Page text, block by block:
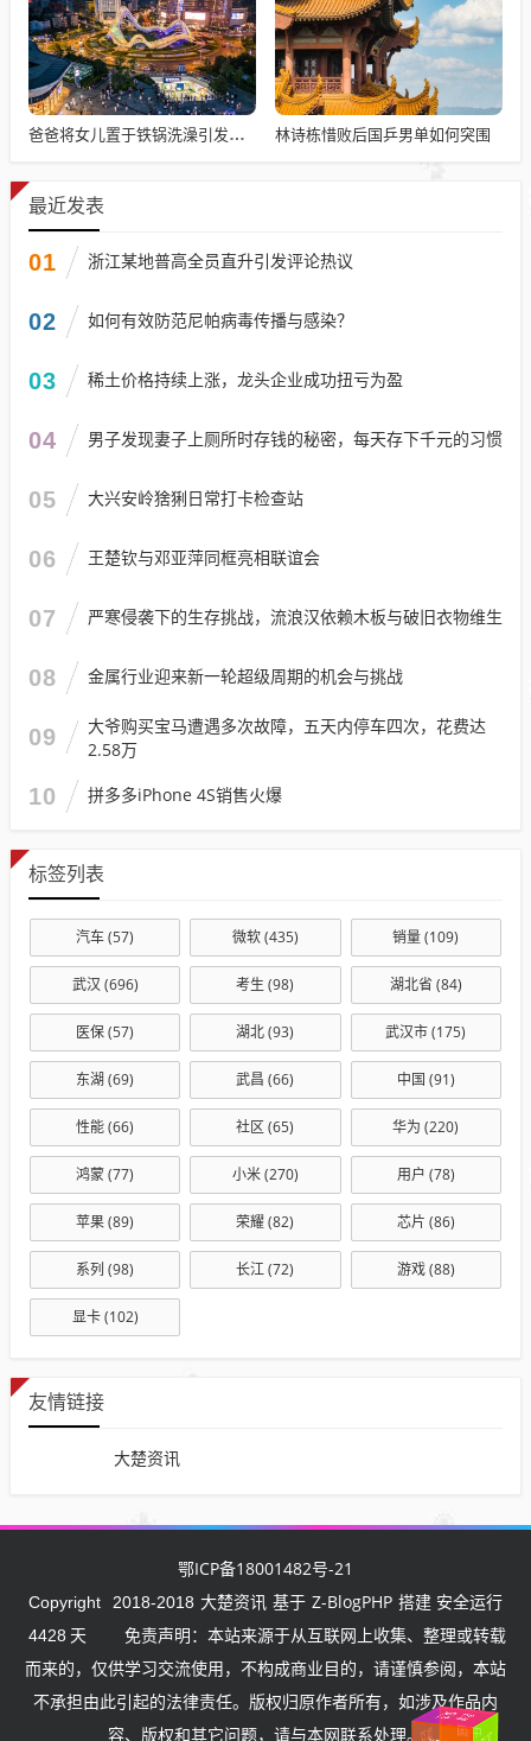
爸爸将女儿置于铁锅洗澡引发争议，生死攸关的选择 林诗栋惜败后国乒男单如何突围
最近发表
01 浙江某地普高全员直升引发评论热议
02 如何有效防范尼帕病毒传播与感染？
03 稀土价格持续上涨，龙头企业成功扭亏为盈
04 男子发现妻子上厕所时存钱的秘密，每天存下千元的习惯
05 大兴安岭猞猁日常打卡检查站
06 王楚钦与邓亚萍同框亮相联谊会
07 严寒侵袭下的生存挑战，流浪汉依赖木板与破旧衣物维生
08 金属行业迎来新一轮超级周期的机会与挑战
09
大爷购买宝马遭遇多次故障，五天内停车四次，花费达
2.58万
10 拼多多iPhone 4S销售火爆
标签列表
汽车(57) 微软(435) 销量(109)
武汉 (696) 考生 (98) 湖北省 (84)
医保(57) 湖北(93) 武汉市(175)
东湖 (69) 武昌 (66) 中国 (91)
性能(66) 社区 (65) 华为 (220)
鸿蒙(77) 小米(270) 用户 (78)
苹果(89) 荣耀(82) 芯片 (86)
系列 (98) 长江(72) 游戏(88)
显卡(102)
友情链接
大楚资讯
鄂ICP备18001482号-21
Copyright 2018-2018 大楚资讯 基于 Z-BlogPHP 搭建 安全运行
4428 天
免责声明：本站来源于从互联网上收集、整理或转载
而来的，仅供学习交流使用，不构成商业目的，请谨慎参阅，本站
不承担由此引起的法律责任。版权归原作者所有，如涉及作品内
容、版权和其它问题，请与本网联系处理。 油 湖北
武
汉
挺 住